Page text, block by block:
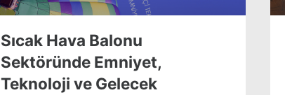
Sıcak Hava Balonu
Sektöründe Emniyet,
Teknoloji ve Gelecek